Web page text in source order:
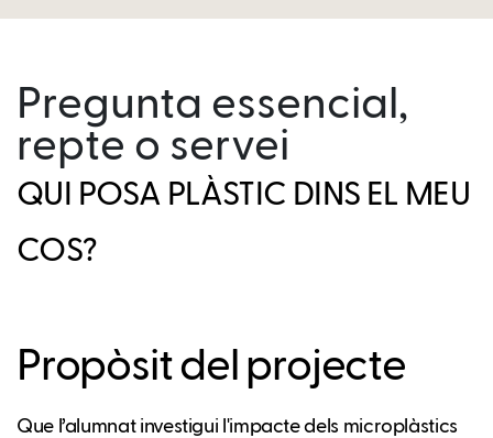
Pregunta essencial,
repte o servei
QUI POSA PLÀSTIC DINS EL MEU
COS?
Propòsit del projecte
Que l’alumnat investigui l'impacte dels microplàstics